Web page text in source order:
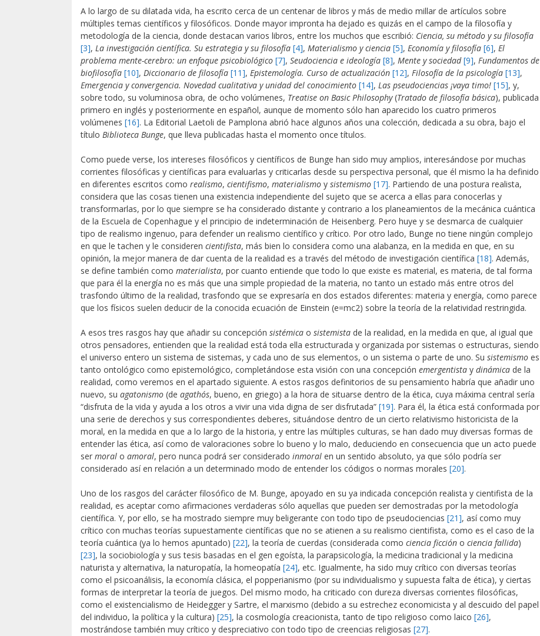
A lo largo de su dilatada vida, ha escrito cerca de un centenar de libros y más de medio millar de artículos sobre
múltiples temas científicos y filosóficos. Donde mayor impronta ha dejado es quizás en el campo de la filosofía y
metodología de la ciencia, donde destacan varios libros, entre los muchos que escribió: Ciencia, su método y su filosofía
[3], La investigación científica. Su estrategia y su filosofía [4], Materialismo y ciencia [5], Economía y filosofía [6], El
problema mente-cerebro: un enfoque psicobiológico [7], Seudociencia e ideología [8], Mente y sociedad [9], Fundamentos de
biofilosofía [10], Diccionario de filosofía [11], Epistemología. Curso de actualización [12], Filosofía de la psicología [13],
Emergencia y convergencia. Novedad cualitativa y unidad del conocimiento [14], Las pseudociencias ¡vaya timo! [15], y,
sobre todo, su voluminosa obra, de ocho volúmenes, Treatise on Basic Philosophy(Tratado de filosofía básica), publicada
primero en inglés y posteriormente en español, aunque de momento sólo han aparecido los cuatro primeros
volúmenes [16]. La Editorial Laetoli de Pamplona abrió hace algunos años una colección, dedicada a su obra, bajo el
título Biblioteca Bunge, que lleva publicadas hasta el momento once títulos.
Como puede verse, los intereses filosóficos y científicos de Bunge han sido muy amplios, interesándose por muchas
corrientes filosóficas y científicas para evaluarlas y criticarlas desde su perspectiva personal, que él mismo la ha definido
en diferentes escritos como realismo, cientifismo, materialismo y sistemismo [17]. Partiendo de una postura realista,
considera que las cosas tienen una existencia independiente del sujeto que se acerca a ellas para conocerlas y
transformarlas, por lo que siempre se ha considerado distante y contrario a los planeamientos de la mecánica cuántica
de la Escuela de Copenhague y el principio de indeterminación de Heisenberg. Pero huye y se desmarca de cualquier
tipo de realismo ingenuo, para defender un realismo científico y crítico. Por otro lado, Bunge no tiene ningún complejo
en que le tachen y le consideren cientifista, más bien lo considera como una alabanza, en la medida en que, en su
opinión, la mejor manera de dar cuenta de la realidad es a través del método de investigación científica [18]. Además,
se define también como materialista, por cuanto entiende que todo lo que existe es material, es materia, de tal forma
que para él la energía no es más que una simple propiedad de la materia, no tanto un estado más entre otros del
trasfondo último de la realidad, trasfondo que se expresaría en dos estados diferentes: materia y energía, como parece
que los físicos suelen deducir de la conocida ecuación de Einstein (e=mc2) sobre la teoría de la relatividad restringida.
A esos tres rasgos hay que añadir su concepción sistémica o sistemista de la realidad, en la medida en que, al igual que
otros pensadores, entienden que la realidad está toda ella estructurada y organizada por sistemas o estructuras, siendo
el universo entero un sistema de sistemas, y cada uno de sus elementos, o un sistema o parte de uno. Su sistemismo es
tanto ontológico como epistemológico, completándose esta visión con una concepción emergentista y dinámica de la
realidad, como veremos en el apartado siguiente. A estos rasgos definitorios de su pensamiento habría que añadir uno
nuevo, su agatonismo (de agathós, bueno, en griego) a la hora de situarse dentro de la ética, cuya máxima central sería
“disfruta de la vida y ayuda a los otros a vivir una vida digna de ser disfrutada” [19]. Para él, la ética está conformada por
una serie de derechos y sus correspondientes deberes, situándose dentro de un cierto relativismo historicista de la
moral, en la medida en que a lo largo de la historia, y entre las múltiples culturas, se han dado muy diversas formas de
entender las ética, así como de valoraciones sobre lo bueno y lo malo, deduciendo en consecuencia que un acto puede
ser moral o amoral, pero nunca podrá ser considerado inmoral en un sentido absoluto, ya que sólo podría ser
considerado así en relación a un determinado modo de entender los códigos o normas morales [20].
Uno de los rasgos del carácter filosófico de M. Bunge, apoyado en su ya indicada concepción realista y cientifista de la
realidad, es aceptar como afirmaciones verdaderas sólo aquellas que pueden ser demostradas por la metodología
científica. Y, por ello, se ha mostrado siempre muy beligerante con todo tipo de pseudociencias [21], así como muy
crítico con muchas teorías supuestamente científicas que no se atienen a su realismo cientifista, como es el caso de la
teoría cuántica (ya lo hemos apuntado) [22], la teoría de cuerdas (considerada como ciencia ficción o ciencia fallida)
[23], la sociobiología y sus tesis basadas en el gen egoísta, la parapsicología, la medicina tradicional y la medicina
naturista y alternativa, la naturopatía, la homeopatía [24], etc. Igualmente, ha sido muy crítico con diversas teorías
como el psicoanálisis, la economía clásica, el popperianismo (por su individualismo y supuesta falta de ética), y ciertas
formas de interpretar la teoría de juegos. Del mismo modo, ha criticado con dureza diversas corrientes filosóficas,
como el existencialismo de Heidegger y Sartre, el marxismo (debido a su estrechez economicista y al descuido del papel
del individuo, la política y la cultura) [25], la cosmología creacionista, tanto de tipo religioso como laico [26],
mostrándose también muy crítico y despreciativo con todo tipo de creencias religiosas [27].